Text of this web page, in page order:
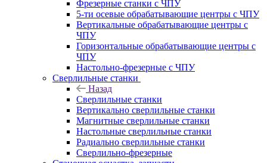
Фрезерные станки с ЧПУ
5-ти осевые обрабатывающие центры с ЧПУ
Вертикальные обрабатывающие центры с
ЧПУ
Горизонтальные обрабатывающие центры с
ЧПУ
Настольно-фрезерные с ЧПУ
Сверлильные станки
Назад
Сверлильные станки
Вертикально сверлильные станки
Магнитные сверлильные станки
Настольные сверлильные станки
Радиально сверлильные станки
Сверлильно-фрезерные